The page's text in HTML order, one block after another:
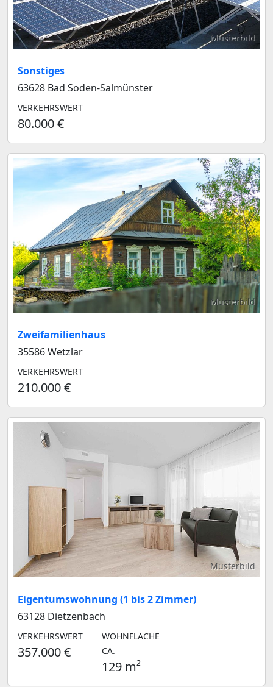
Musterbild
Sonstiges
63628 Bad Soden-Salmünster
VERKEHRSWERT
80.000 €
Musterbild
Zweifamilienhaus
35586 Wetzlar
VERKEHRSWERT
210.000 €
Musterbild
Eigentumswohnung (1 bis 2 Zimmer)
63128 Dietzenbach
VERKEHRSWERT
357.000 €
WOHNFLÄCHE
CA.
129 m²